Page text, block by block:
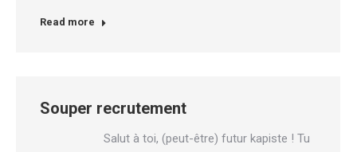
Read more
Souper recrutement
Salut à toi, (peut-être) futur kapiste ! Tu